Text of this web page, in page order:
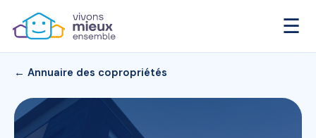
☰
← Annuaire des copropriétés